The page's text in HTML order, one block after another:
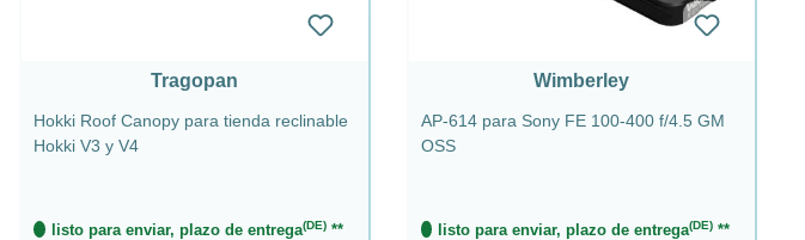
Tragopan
Hokki Roof Canopy para tienda reclinable
Hokki V3 y V4
listo para enviar, plazo de entrega(DE)**
Wimberley
AP-614 para Sony FE 100-400 f/4.5 GM
OSS
listo para enviar, plazo de entrega(DE) **